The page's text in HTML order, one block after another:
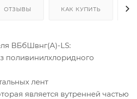
ОТЗЫВЫ КАК КУПИТЬ
ВБбШвнг(A)-LS:
поливинилхлоридного
лент
является вутренней частью